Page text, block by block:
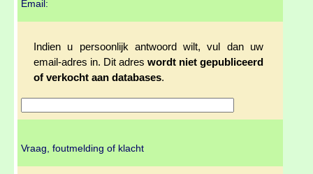
Email:
Indien u persoonlijk antwoord wilt, vul dan uw
email-adres in. Dit adres wordt niet gepubliceerd
of verkocht aan databases.
Vraag, foutmelding of klacht